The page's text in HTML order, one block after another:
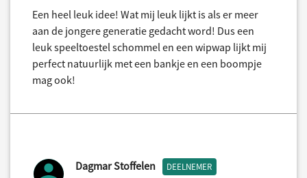
Een heel leuk idee! Wat mij leuk lijkt is als er meer
aan de jongere generatie gedacht word! Dus een
leuk speeltoestel schommel en een wipwap lijkt mij
perfect natuurlijk met een bankje en een boompje
mag ook!
Dagmar Stoffelen DEELNEMER